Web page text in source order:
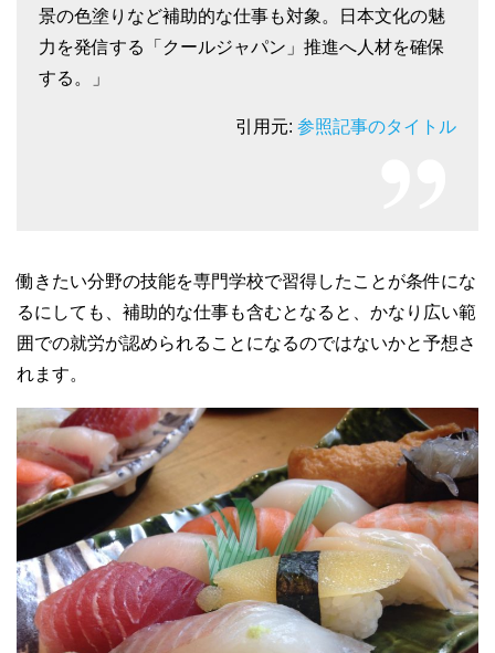
景の色塗りなど補助的な仕事も対象。日本文化の魅
力を発信する「クールジャパン」推進へ人材を確保
する。」
引用元: 参照記事のタイトル
働きたい分野の技能を専門学校で習得したことが条件にな
るにしても、補助的な仕事も含むとなると、かなり広い範
囲での就労が認められることになるのではないかと予想さ
れます。